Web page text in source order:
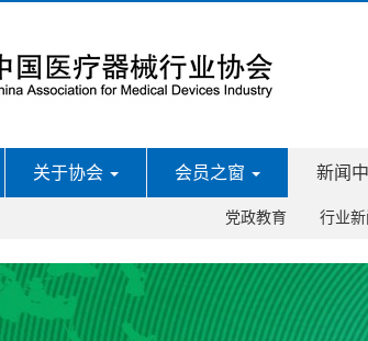
关于协会 会员之窗 新闻
党政教育 行业